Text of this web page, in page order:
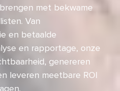
met bekwame
Van
en betaalde
en rapportage, onze
genereren
leveren meetbare ROI